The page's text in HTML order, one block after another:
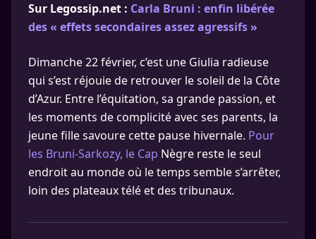
Sur Legossip.net : Carla Bruni : enfin libérée
des « effets secondaires assez agressifs »
Dimanche 22 février, c’est une Giulia radieuse
qui s’est réjouie de retrouver le soleil de la Côte
d’Azur. Entre l’équitation, sa grande passion, et
les moments de complicité avec ses parents, la
jeune fille savoure cette pause hivernale. Pour
les Bruni-Sarkozy, le Cap Nègre reste le seul
endroit au monde où le temps semble s’arrêter,
loin des plateaux télé et des tribunaux.